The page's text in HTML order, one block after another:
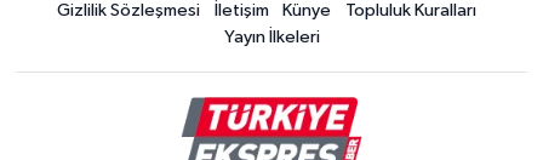
Gizlilik Sözleşmesi
İletişim Künye
Topluluk Kuralları
Yayın İlkeleri